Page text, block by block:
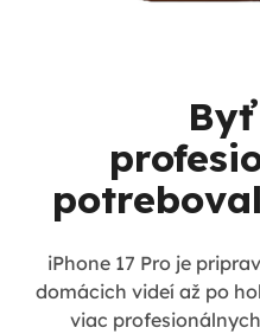
iPhone 17 Pro je
domácich videí až po
viac